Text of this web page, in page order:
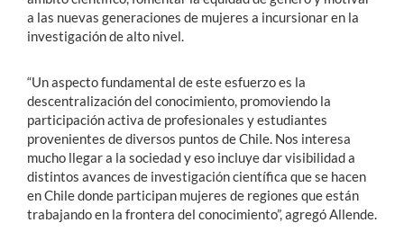
a las nuevas generaciones de mujeres a incursionar en la
investigación de alto nivel.
“Un aspecto fundamental de este esfuerzo es la
descentralización del conocimiento, promoviendo la
participación activa de profesionales y estudiantes
provenientes de diversos puntos de Chile. Nos interesa
mucho llegar a la sociedad y eso incluye dar visibilidad a
distintos avances de investigación científica que se hacen
en Chile donde participan mujeres de regiones que están
trabajando en la frontera del conocimiento”, agregó Allende.